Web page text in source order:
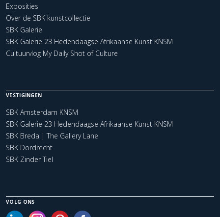
Exposities
Over de SBK kunstcollectie
SBK Galerie
SBK Galerie 23 Hedendaagse Afrikaanse Kunst KNSM
Cultuurvlog My Daily Shot of Culture
VESTIGINGEN
SBK Amsterdam KNSM
SBK Galerie 23 Hedendaagse Afrikaanse Kunst KNSM
SBK Breda | The Gallery Lane
SBK Dordrecht
SBK Zinder Tiel
VOLG ONS